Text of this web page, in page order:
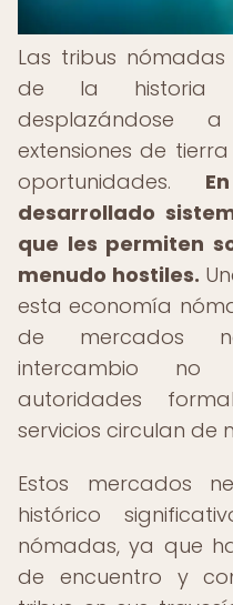
Las tribus
de la historia
desplazándose
extensiones de
oportunidades.
desarrollado
que les permiten
menudo hostiles.
esta economía
de mercados
intercambio
autoridades
servicios circulan de
Estos mercados
histórico
nómadas, ya que
de encuentro y